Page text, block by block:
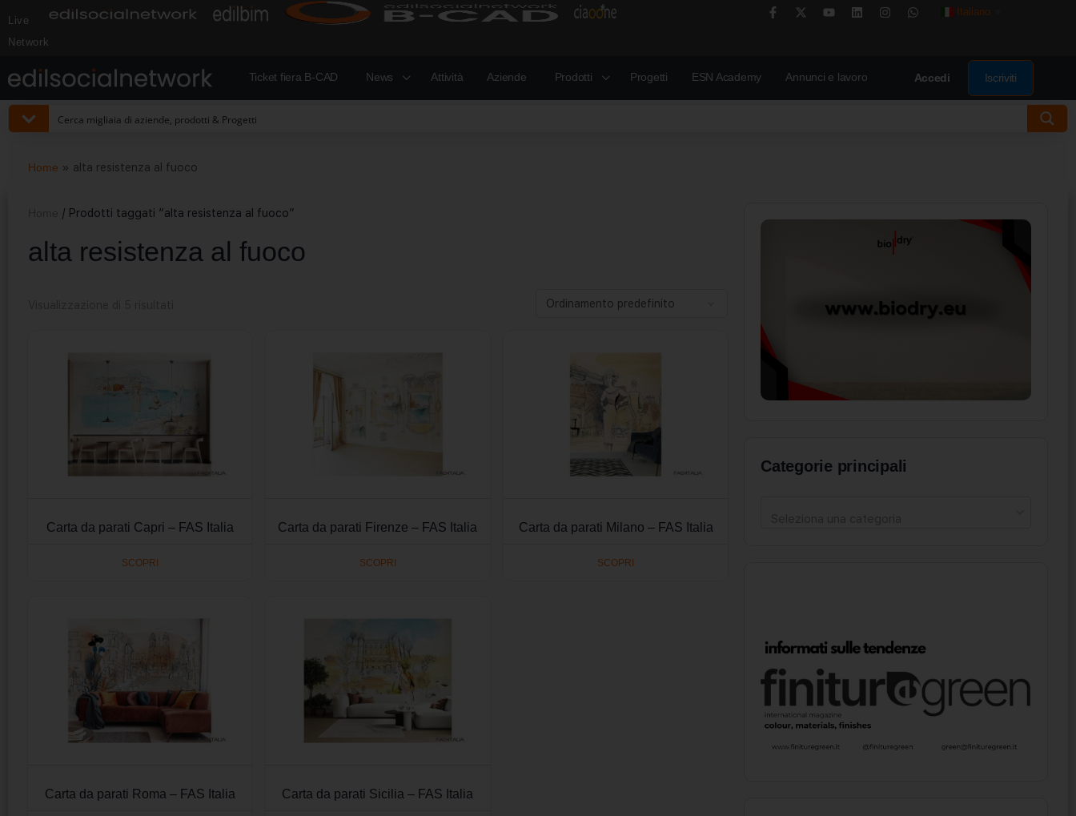
Live
Network
Italiano
Ticket fiera B-CAD News Attività Aziende Prodotti Progetti ESN Academy Annunci e lavoro Accedi Iscriviti
Home » alta resistenza al fuoco
/ Prodotti taggati “alta resistenza al fuoco”
alta resistenza al fuoco
Carta da parati Capri – FAS Italia
SCOPRI
Carta da parati Firenze – FAS Italia
SCOPRI
Carta da parati Milano – FAS Italia
SCOPRI
Carta da parati Roma – FAS Italia Carta da parati Sicilia – FAS Italia
Categorie principali